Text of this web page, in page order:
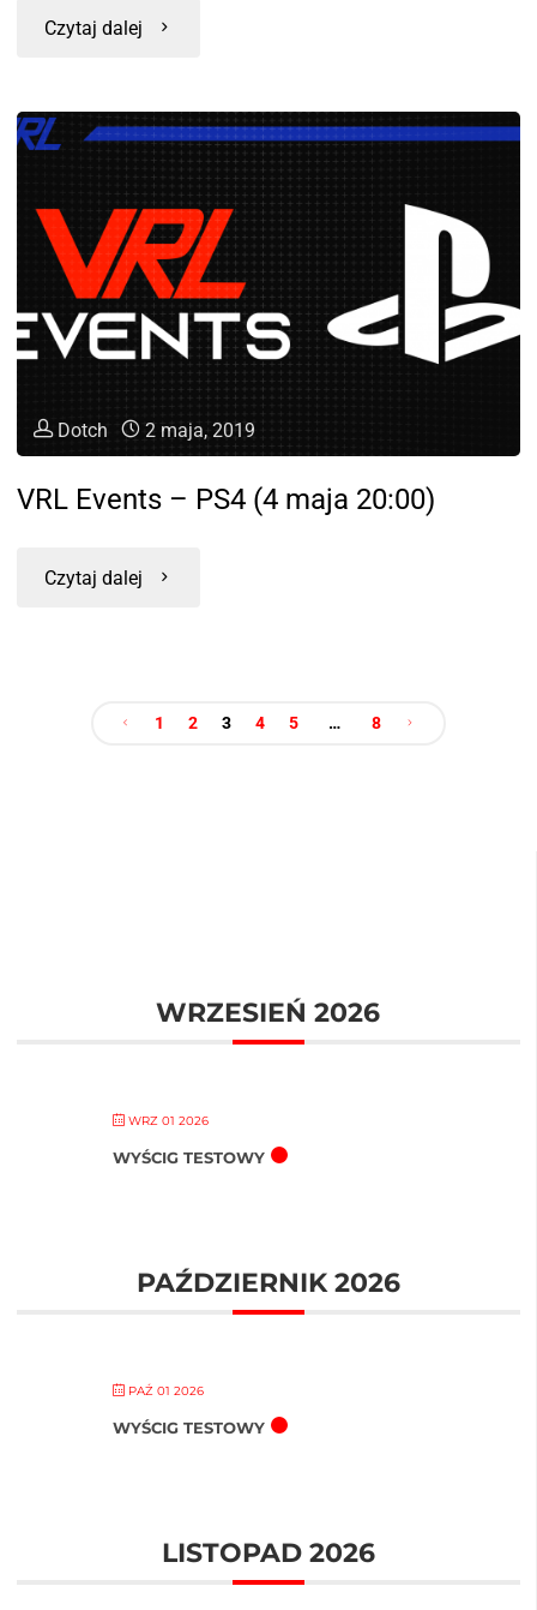
Czytaj dalej
Dotch 2 maja, 2019
VRL Events – PS4 (4 maja 20:00)
Czytaj dalej
1 2 3 4 5 … 8
WRZESIEŃ 2026
WRZ 01 2026
WYŚCIG TESTOWY
PAŹDZIERNIK 2026
PAŹ 01 2026
WYŚCIG TESTOWY
LISTOPAD 2026